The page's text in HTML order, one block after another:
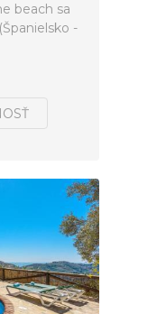
beach sa
-